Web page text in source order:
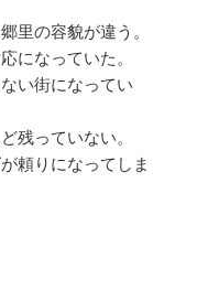
里の容貌が違う。
になっていた。
い街になってい
残っていない。
頼りになってしま